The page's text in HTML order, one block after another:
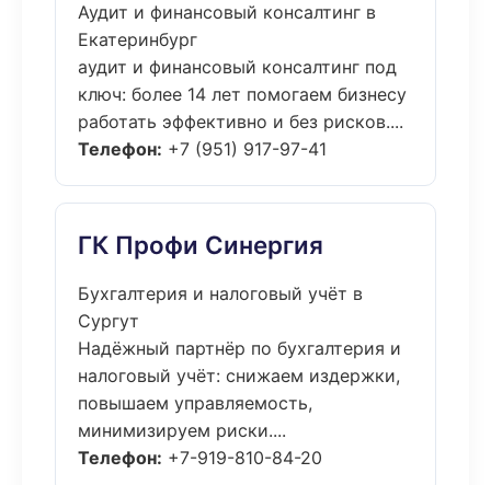
Аудит и финансовый консалтинг в
Екатеринбург
аудит и финансовый консалтинг под
ключ: более 14 лет помогаем бизнесу
работать эффективно и без рисков....
Телефон: +7 (951) 917-97-41
ГК Профи Синергия
Бухгалтерия и налоговый учёт в
Сургут
Надёжный партнёр по бухгалтерия и
налоговый учёт: снижаем издержки,
повышаем управляемость,
минимизируем риски....
Телефон: +7-919-810-84-20